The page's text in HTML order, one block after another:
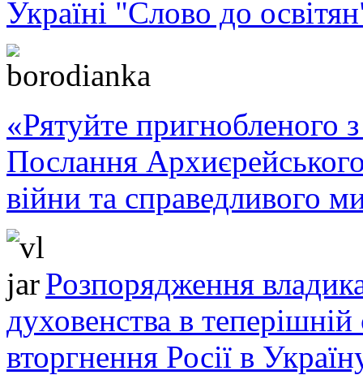
Україні "Слово до
«Рятуйте пригнобленого
Послання
війни та справедливого
Розпорядження
духовенства в теперішній
вторгнення Росії в